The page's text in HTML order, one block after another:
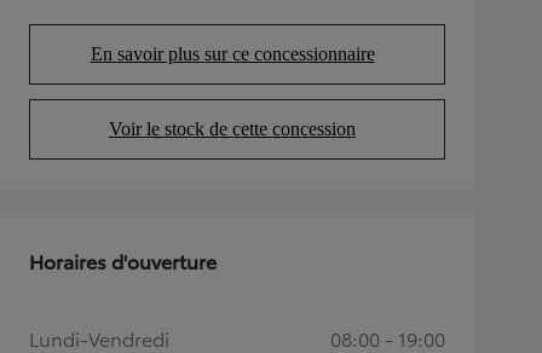
En savoir plus sur ce concessionnaire
(Opens in new tab)
Voir le stock de cette concession
(Opens in new tab)
Horaires d'ouverture
Lundi-Vendredi
08:00 - 19:00